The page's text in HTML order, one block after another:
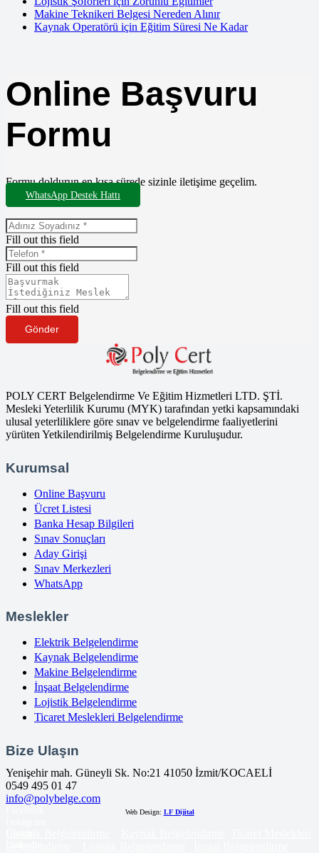
Makine Teknikeri Belgesi Nereden Alınır
Kaynak Operatörü için Eğitim Süresi Ne Kadar
Online Başvuru
Formu
Formu doldurun en kısa sürede sizinle iletişime geçelim.
WhatsApp Destek Hattı
Fill out this field
Fill out this field
Fill out this field
Gönder
POLY CERT Belgelendirme Ve Eğitim Hizmetleri LTD. ŞTİ.
Mesleki Yeterlilik Kurumu (MYK) tarafından yetki kapsamındaki
ulusal yeterliliklere göre sınav ve belgelendirme faaliyetlerini
yürüten Yetkilendirilmiş Belgelendirme Kuruluşudur.
Kurumsal
Online Başvuru
Ücret Listesi
Banka Hesap Bilgileri
Sınav Sonuçları
Aday Girişi
Sınav Merkezleri
WhatsApp
Meslekler
Elektrik Belgelendirme
Kaynak Belgelendirme
Makine Belgelendirme
İnşaat Belgelendirme
Lojistik Belgelendirme
Ticaret Meslekleri Belgelendirme
Bize Ulaşın
Yenişehir mah. Güneyli Sk. No:21 41050 İzmit/KOCAELİ
0549 495 01 47
info@polybelge.com
Web Design: LF Dijital